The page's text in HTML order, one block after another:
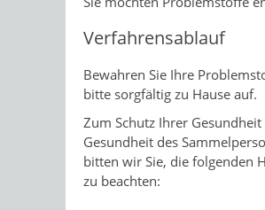
Verfahrensablauf
Bewahren Sie Ihre
bitte sorgfältig zu Hause auf.
Zum Schutz Ihrer
Gesundheit des
bitten wir Sie, die folgenden
zu beachten: